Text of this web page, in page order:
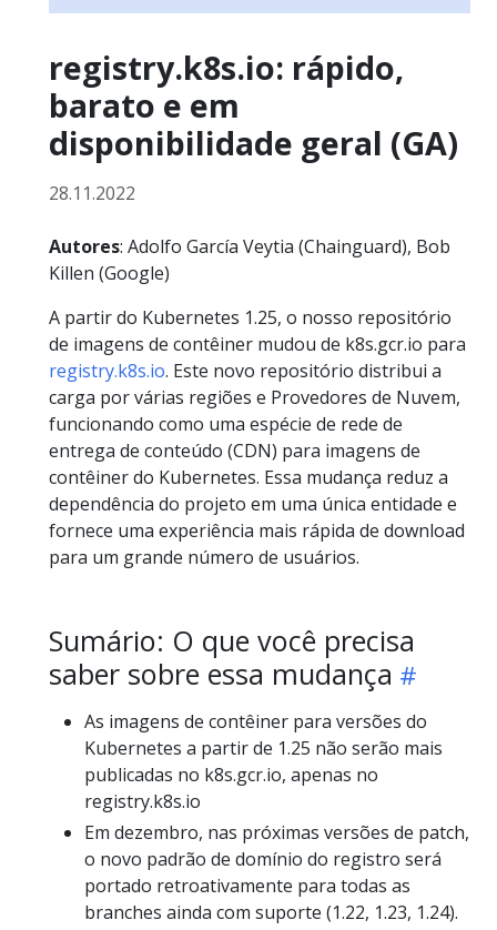
registry.k8s.io: rápido,
barato e em
disponibilidade geral (GA)
28.11.2022
Autores: Adolfo García Veytia (Chainguard), Bob
Killen (Google)
A partir do Kubernetes 1.25, o nosso repositório
de imagens de contêiner mudou de k8s.gcr.io para
registry.k8s.io. Este novo repositório distribui a
carga por várias regiões e Provedores de Nuvem,
funcionando como uma espécie de rede de
entrega de conteúdo (CDN) para imagens de
contêiner do Kubernetes. Essa mudança reduz a
dependência do projeto em uma única entidade e
fornece uma experiência mais rápida de download
para um grande número de usuários.
Sumário: O que você precisa
saber sobre essa mudança
As imagens de contêiner para versões do
Kubernetes a partir de 1.25 não serão mais
publicadas no k8s.gcr.io, apenas no
registry.k8s.io
Em dezembro, nas próximas versões de patch,
o novo padrão de domínio do registro será
portado retroativamente para todas as
branches ainda com suporte (1.22, 1.23, 1.24).